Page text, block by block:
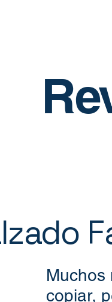
Muchos
copiar,